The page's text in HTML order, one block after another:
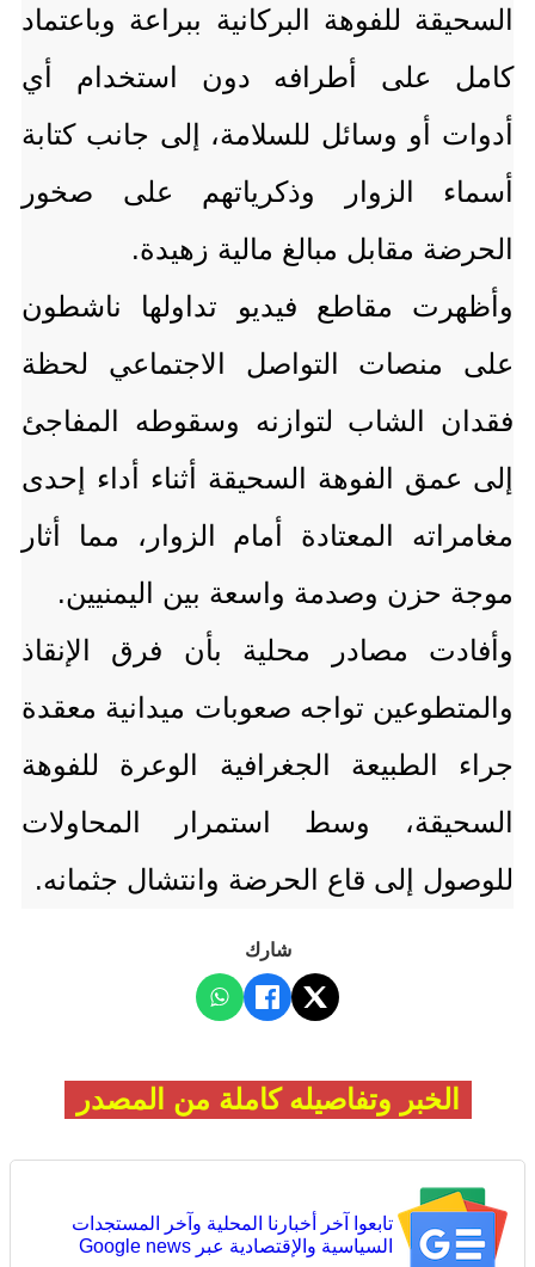
السحيقة للفوهة البركانية ببراعة وباعتماد
كامل على أطرافه دون استخدام أي
أدوات أو وسائل للسلامة، إلى جانب كتابة
أسماء الزوار وذكرياتهم على صخور
الحرضة مقابل مبالغ مالية زهيدة.
وأظهرت مقاطع فيديو تداولها ناشطون
على منصات التواصل الاجتماعي لحظة
فقدان الشاب لتوازنه وسقوطه المفاجئ
إلى عمق الفوهة السحيقة أثناء أداء إحدى
مغامراته المعتادة أمام الزوار، مما أثار
موجة حزن وصدمة واسعة بين اليمنيين.
وأفادت مصادر محلية بأن فرق الإنقاذ
والمتطوعين تواجه صعوبات ميدانية معقدة
جراء الطبيعة الجغرافية الوعرة للفوهة
السحيقة، وسط استمرار المحاولات
للوصول إلى قاع الحرضة وانتشال جثمانه.
شارك
الخبر وتفاصيله كاملة من المصدر
تابعوا آخر أخبارنا المحلية وآخر المستجدات
السياسية والإقتصادية عبر Google news